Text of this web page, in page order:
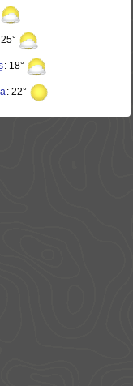
: 18°
: 22°